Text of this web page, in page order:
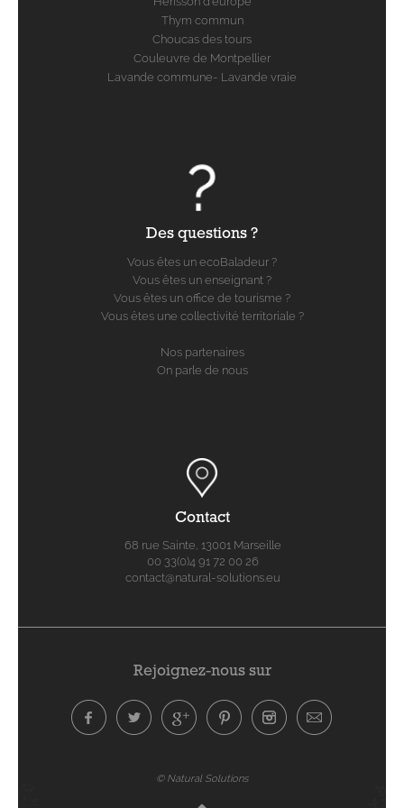
Thym commun
Choucas des tours
Couleuvre de Montpellier
Lavande commune- Lavande vraie
Des questions ?
Vous êtes un ecoBaladeur ?
Vous êtes un enseignant ?
Vous êtes un office de tourisme ?
Vous êtes une collectivité territoriale ?
Nos partenaires
On parle de nous
Contact
68 rue Sainte, 13001 Marseille
00 33(0)4 91 72 00 26
contact@natural-solutions.eu
Rejoignez-nous sur
© Natural Solutions